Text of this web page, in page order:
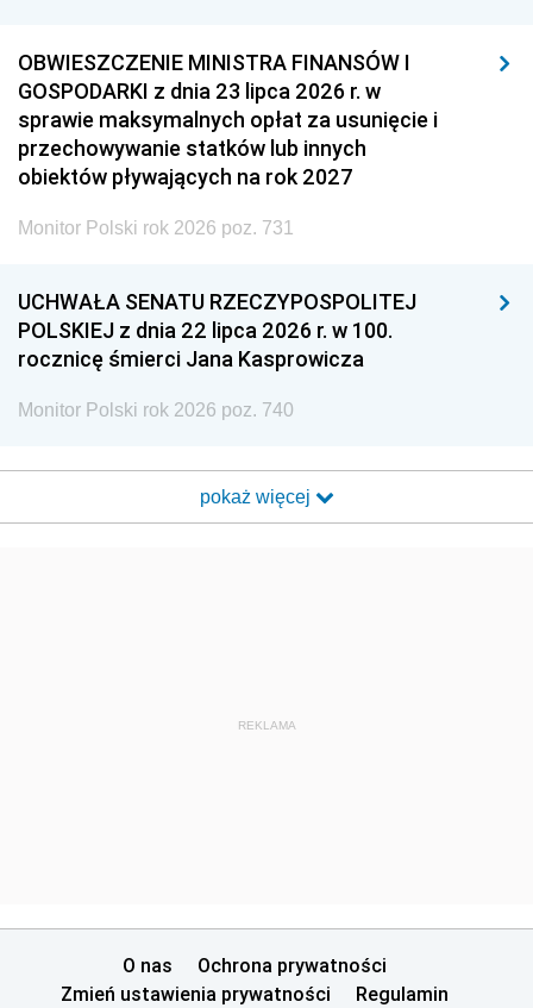
OBWIESZCZENIE MINISTRA FINANSÓW I
GOSPODARKI z dnia 23 lipca 2026 r. w
sprawie maksymalnych opłat za usunięcie i
przechowywanie statków lub innych
obiektów pływających na rok 2027
Monitor Polski rok 2026 poz. 731
UCHWAŁA SENATU RZECZYPOSPOLITEJ
POLSKIEJ z dnia 22 lipca 2026 r. w 100.
rocznicę śmierci Jana Kasprowicza
Monitor Polski rok 2026 poz. 740
pokaż więcej
REKLAMA
O nas
Ochrona prywatności
Zmień ustawienia prywatności
Regulamin